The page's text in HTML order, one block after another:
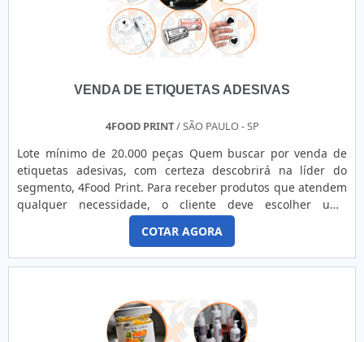
VENDA DE ETIQUETAS ADESIVAS
4FOOD PRINT/ SÃO PAULO - SP
Lote mínimo de 20.000 peças Quem buscar por venda de
etiquetas adesivas, com certeza descobrirá na líder do
segmento, 4Food Print. Para receber produtos que atendem
qualquer necessidade, o cliente deve escolher uma
organização que se destaque por um bom suporte pré-
venda e tenha ampla experiência no ramo.Quando a
temática é venda de etiquetas adesivas, com a melhor mão
de obra da 4Food Print o cliente obterá assertividade e
COTAR AGORA